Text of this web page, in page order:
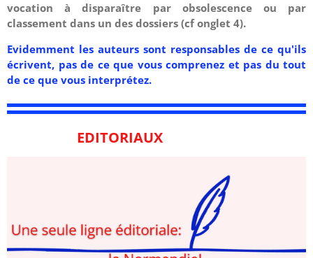
vocation à disparaître par obsolescence ou par
classement dans un des dossiers (cf onglet 4).
Evidemment les auteurs sont responsables de ce qu'ils
écrivent, pas de ce que vous comprenez et pas du tout
de ce que vous interprétez.
EDITORIAUX